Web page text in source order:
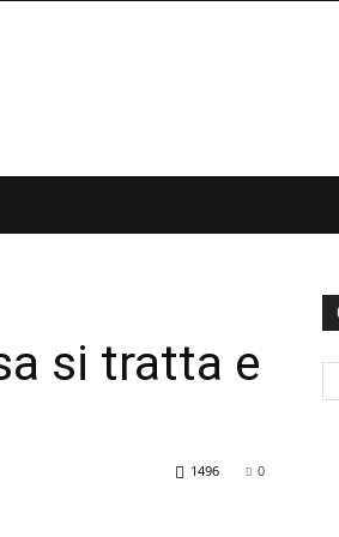
si tratta e
0
1496